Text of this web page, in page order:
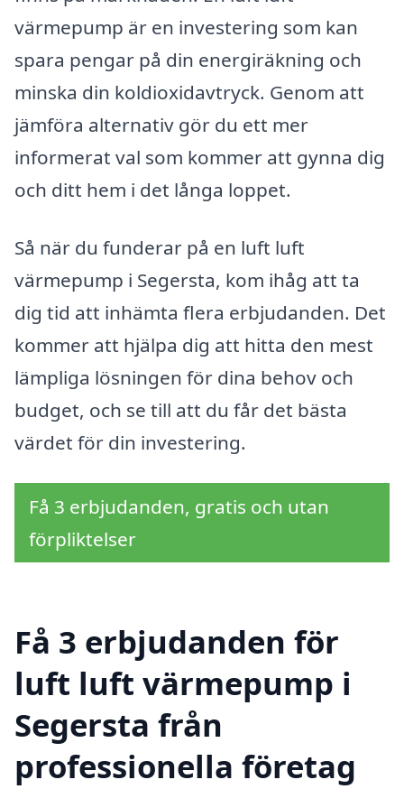
värmepump är en investering som kan
spara pengar på din energiräkning och
minska din koldioxidavtryck. Genom att
jämföra alternativ gör du ett mer
informerat val som kommer att gynna dig
och ditt hem i det långa loppet.
Så när du funderar på en luft luft
värmepump i Segersta, kom ihåg att ta
dig tid att inhämta flera erbjudanden. Det
kommer att hjälpa dig att hitta den mest
lämpliga lösningen för dina behov och
budget, och se till att du får det bästa
värdet för din investering.
Få 3 erbjudanden, gratis och utan
förpliktelser
Få 3 erbjudanden för
luft luft värmepump i
Segersta från
professionella företag